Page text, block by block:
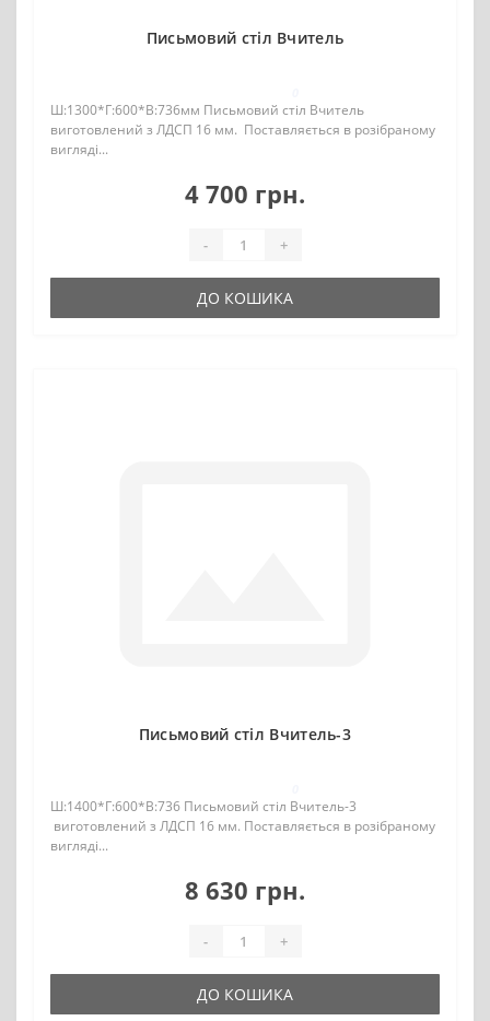
Письмовий стіл Вчитель
Ш:1300*Г:600*В:736мм Письмовий стіл Вчитель
виготовлений з ЛДСП 16 мм. Поставляється в розібраному
вигляді...
4 700 грн.
- +
ДО КОШИКА
Письмовий стіл Вчитель-3
Ш:1400*Г:600*В:736 Письмовий стіл Вчитель-3
виготовлений з ЛДСП 16 мм. Поставляється в розібраному
вигляді...
8 630 грн.
- +
ДО КОШИКА